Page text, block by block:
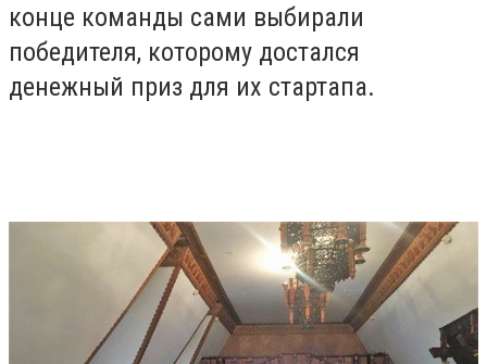
конце команды сами выбирали
победителя, которому достался
денежный приз для их стартапа.